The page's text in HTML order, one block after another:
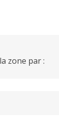
zone par :